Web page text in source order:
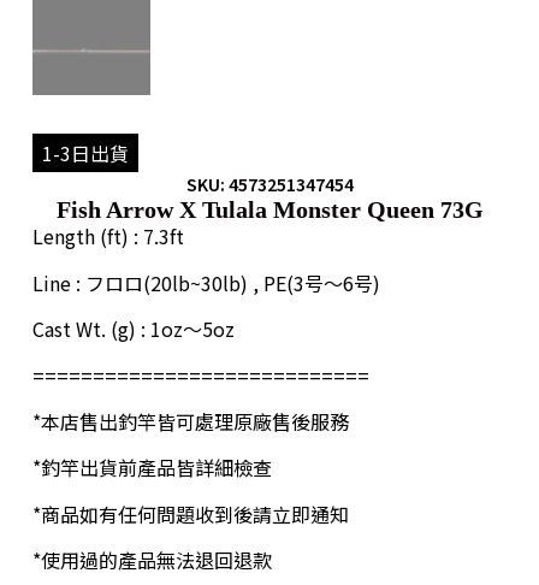
1-3日出貨
SKU: 4573251347454
Fish Arrow X Tulala Monster Queen 73G
Length (ft) : 7.3ft
Line : フロロ(20lb~30lb) , PE(3号〜6号)
Cast Wt. (g) : 1oz〜5oz
============================
*本店售出釣竿皆可處理原廠售後服務
*釣竿出貨前產品皆詳細檢查
*商品如有任何問題收到後請立即通知
*使用過的產品無法退回退款